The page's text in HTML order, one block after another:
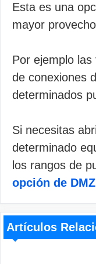
Esta es una
mayor
Por ejemplo
de conexiones
determinados
Si necesitas
determinado
los rangos de
opción de
Artículos